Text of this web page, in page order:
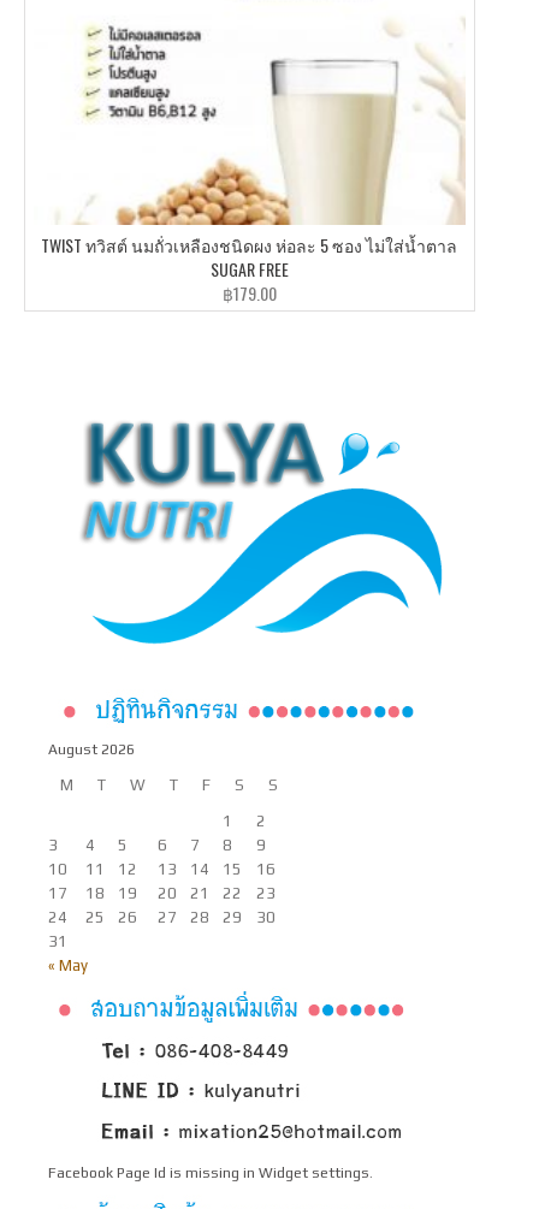
TWIST ทวิสต์ นมถั่วเหลืองชนิดผง ห่อละ 5 ซอง ไม่ใส่น้ำตาล
SUGAR FREE
฿179.00
August 2026
M T W T F S S
« May
1
2
3
4 5 6 7 8
9
10
11 12 13 14 15
16
17
18 19 20 21 22
23
24
25 26 27 28 29
30
31
Facebook Page Id is missing in Widget settings.